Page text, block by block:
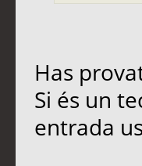
Has
Si és un
entrada